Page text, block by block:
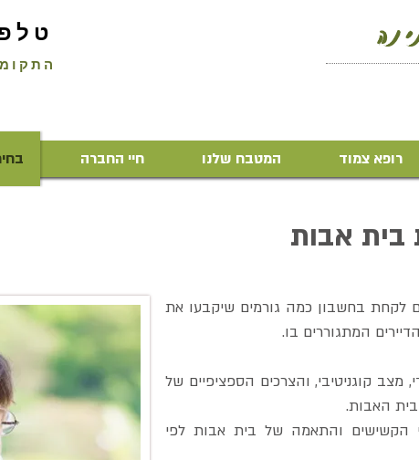
התקומה 6 קריית חיים
רופא צמוד המטבח שלנו חיי החברה
בית אבות
לקחת בחשבון כמה גורמים שיקבעו את
המתגוררים בו.
קוגניטיבי, והצרכים הספציפיים של
האבות.
הקשישים והתאמה של בית אבות לפי